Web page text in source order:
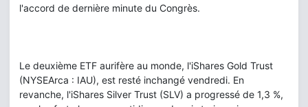
l'accord de dernière minute du Congrès.
Le deuxième ETF aurifère au monde, l'iShares Gold Trust
(NYSEArca : IAU), est resté inchangé vendredi. En
revanche, l'iShares Silver Trust (SLV) a progressé de 1,3 %,